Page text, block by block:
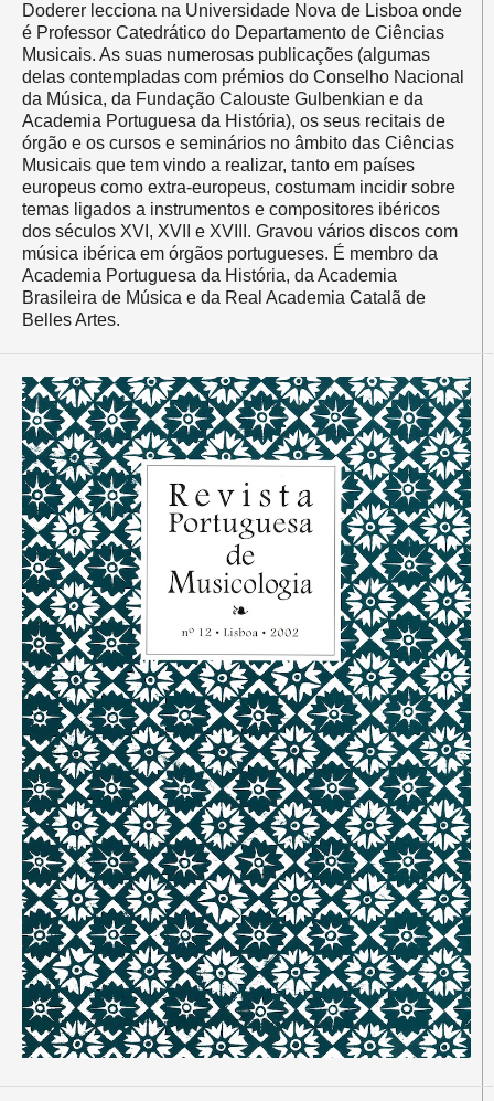
Doderer lecciona na Universidade Nova de Lisboa onde
é Professor Catedrático do Departamento de Ciências
Musicais. As suas numerosas publicações (algumas
delas contempladas com prémios do Conselho Nacional
da Música, da Fundação Calouste Gulbenkian e da
Academia Portuguesa da História), os seus recitais de
órgão e os cursos e seminários no âmbito das Ciências
Musicais que tem vindo a realizar, tanto em países
europeus como extra-europeus, costumam incidir sobre
temas ligados a instrumentos e compositores ibéricos
dos séculos XVI, XVII e XVIII. Gravou vários discos com
música ibérica em órgãos portugueses. É membro da
Academia Portuguesa da História, da Academia
Brasileira de Música e da Real Academia Catalã de
Belles Artes.